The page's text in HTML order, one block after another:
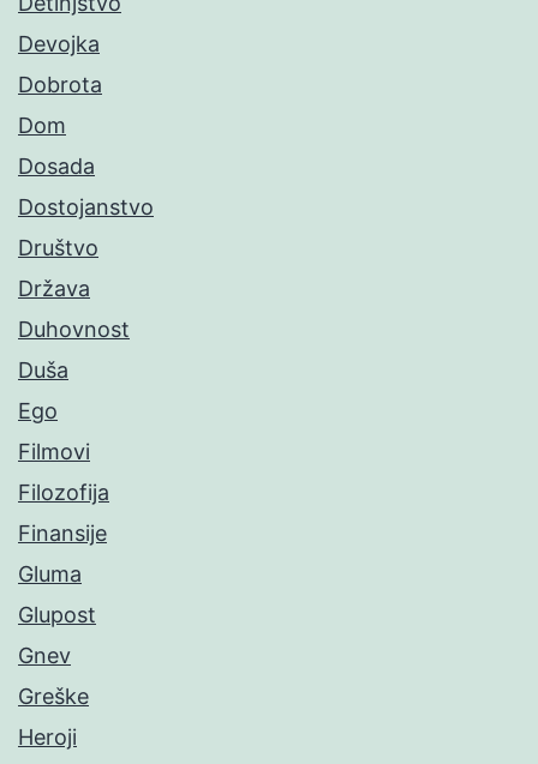
Devojka
Dobrota
Dom
Dosada
Dostojanstvo
Društvo
Država
Duhovnost
Duša
Ego
Filmovi
Filozofija
Finansije
Gluma
Glupost
Gnev
Greške
Heroji